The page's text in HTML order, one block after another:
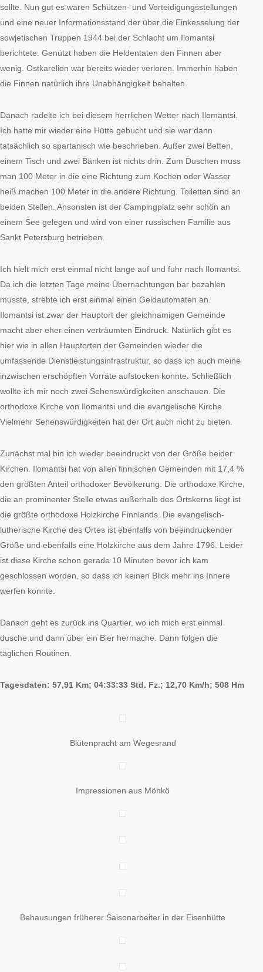
sollte. Nun gut es waren Schützen- und Verteidigungsstellungen
und eine neuer Informationsstand der über die Einkesselung der
sowjetischen Truppen 1944 bei der Schlacht um Ilomantsi
berichtete. Genützt haben die Heldentaten den Finnen aber
wenig. Ostkarelien war bereits wieder verloren. Immerhin haben
die Finnen natürlich ihre Unabhängigkeit behalten.
Danach radelte ich bei diesem herrlichen Wetter nach Ilomantsi.
Ich hatte mir wieder eine Hütte gebucht und sie war dann
tatsächlich so spartanisch wie beschrieben. Außer zwei Betten,
einem Tisch und zwei Bänken ist nichts drin. Zum Duschen muss
man 100 Meter in die eine Richtung zum Kochen oder Wasser
heiß machen 100 Meter in die andere Richtung. Toiletten sind an
beiden Stellen. Ansonsten ist der Campingplatz sehr schön an
einem See gelegen und wird von einer russischen Familie aus
Sankt Petersburg betrieben.
Ich hielt mich erst einmal nicht lange auf und fuhr nach Ilomantsi.
Da ich die letzten Tage meine Übernachtungen bar bezahlen
musste, strebte ich erst einmal einen Geldautomaten an.
Ilomantsi ist zwar der Hauptort der gleichnamigen Gemeinde
macht aber eher einen verträumten Eindruck. Natürlich gibt es
hier wie in allen Hauptorten der Gemeinden wieder die
umfassende Dienstleistungsinfrastruktur, so dass ich auch meine
inzwischen erschöpften Vorräte aufstocken konnte. Schließlich
wollte ich mir noch zwei Sehenswürdigkeiten anschauen. Die
orthodoxe Kirche von Ilomantsi und die evangelische Kirche.
Vielmehr Sehenswürdigkeiten hat der Ort auch nicht zu bieten.
Zunächst mal bin ich wieder beeindruckt von der Größe beider
Kirchen. Ilomantsi hat von allen finnischen Gemeinden mit 17,4 %
den größten Anteil orthodoxer Bevölkerung. Die orthodoxe Kirche,
die an prominenter Stelle etwas außerhalb des Ortskerns liegt ist
die größte orthodoxe Holzkirche Finnlands. Die evangelisch-
lutherische Kirche des Ortes ist ebenfalls von beeindruckender
Größe und ebenfalls eine Holzkirche aus dem Jahre 1796. Leider
ist diese Kirche schon gerade 10 Minuten bevor ich kam
geschlossen worden, so dass ich keinen Blick mehr ins Innere
werfen konnte.
Danach geht es zurück ins Quartier, wo ich mich erst einmal
dusche und dann über ein Bier hermache. Dann folgen die
täglichen Routinen.
Tagesdaten: 57,91 Km; 04:33:33 Std. Fz.; 12,70 Km/h; 508 Hm
Blütenpracht am Wegesrand
Impressionen aus Möhkö
Behausungen früherer Saisonarbeiter in der Eisenhütte